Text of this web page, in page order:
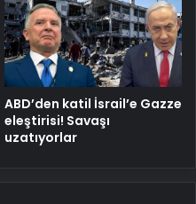
ABD’den katil İsrail’e Gazze
eleştirisi! Savaşı
uzatıyorlar